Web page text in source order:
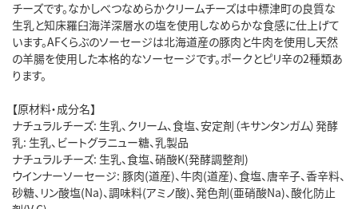
チーズです。なかしべつなめらかクリームチーズは中標津町の良質な
生乳と知床羅臼海洋深層水の塩を使用しなめらかな食感に仕上げて
います。AFくらぶのソーセージは北海道産の豚肉と牛肉を使用し天然
の羊腸を使用した本格的なソーセージです。ポークとピリ辛の2種類あ
ります。
【原材料・成分名】
ナチュラルチーズ: 生乳、クリーム、食塩、安定剤（キサンタンガム）発酵
乳: 生乳、ビートグラニュー糖、乳製品
ナチュラルチーズ: 生乳、食塩、硝酸K(発酵調整剤)
ウインナーソーセージ: 豚肉(道産)、牛肉(道産)、食塩、唐辛子、香辛料、
砂糖、リン酸塩(Na)、調味料(アミノ酸)、発色剤(亜硝酸Na)、酸化防止